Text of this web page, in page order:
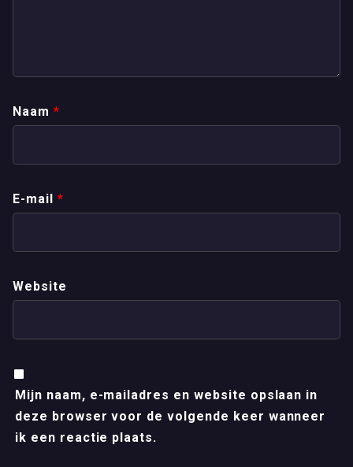
Naam *
E-mail *
Website
Mijn naam, e-mailadres en website opslaan in
deze browser voor de volgende keer wanneer
ik een reactie plaats.